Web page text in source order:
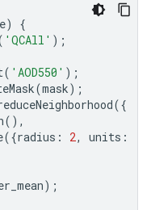
)
{
'QCAll' );
( 'AOD550' );
(mask);
({
(),
({radius : 2, units :
);